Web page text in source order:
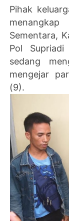
Pihak
Sementara,
Pol
sedang
mengejar
(9).